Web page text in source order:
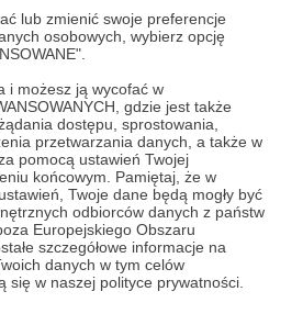
lub zmienić swoje preferencje
osobowych, wybierz opcję
i możesz ją wycofać w
gdzie jest także
dostępu, sprostowania,
przetwarzania danych, a także w
pomocą ustawień Twojej
końcowym. Pamiętaj, że w
Twoje dane będą mogły być
odbiorców danych z państw
Europejskiego Obszaru
szczegółowe informacje na
danych w tym celów
się w naszej polityce prywatności.
lub
z Google
z Facebook
z Apple